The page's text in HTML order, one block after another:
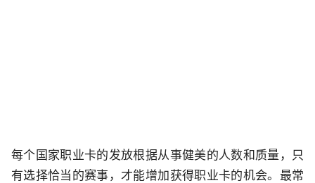
每个国家职业卡的发放根据从事健美的人数和质量，只
有选择恰当的赛事，才能增加获得职业卡的机会。最常